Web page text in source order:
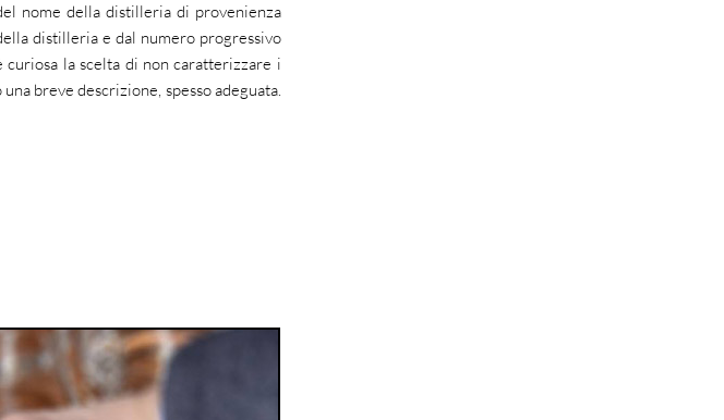
nome della distilleria di provenienza
distilleria e dal numero progressivo
la scelta di non caratterizzare i
breve descrizione, spesso adeguata.